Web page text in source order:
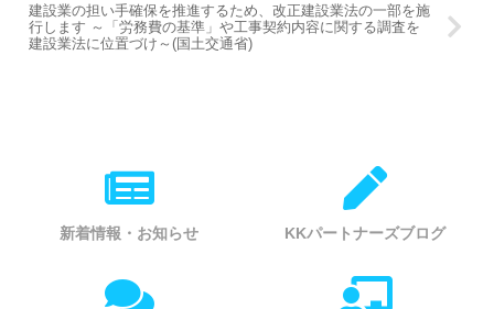
建設業の担い手確保を推進するため、改正建設業法の一部を施
行します ～「労務費の基準」や工事契約内容に関する調査を
建設業法に位置づけ～(国土交通省)
新着情報・お知らせ KKパートナーズブログ